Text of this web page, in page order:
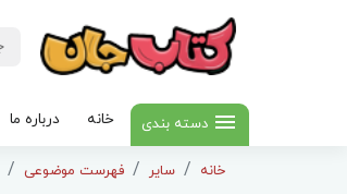
دسته بندی خانه درباره ما
خانه سایر فهرست موضوعی